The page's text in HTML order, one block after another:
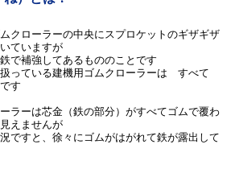
ローラーの中央にスプロケットのギザギザ
ていますが
で補強してあるもののことです
っている建機用ゴムクローラーは すべて
す
ラーは芯金（鉄の部分）がすべてゴムで覆わ
えませんが
ですと、徐々にゴムがはがれて鉄が露出して